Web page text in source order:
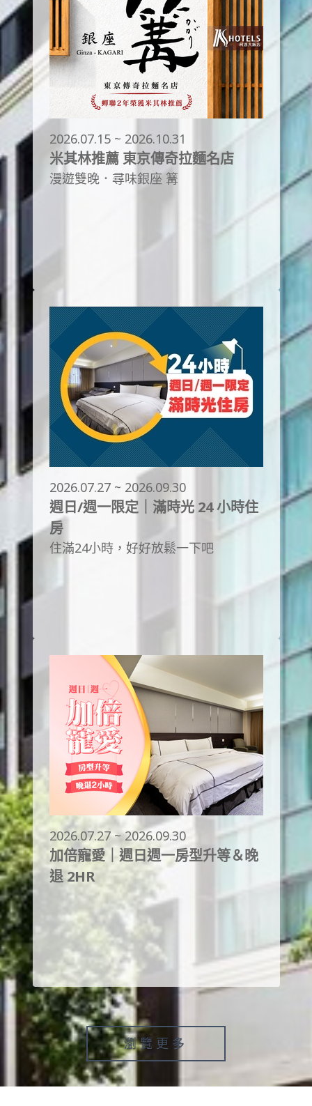
2026.07.15 ~ 2026.10.31
米其林推薦 東京傳奇拉麵名店
漫遊雙晚．尋味銀座 篝
2026.07.27 ~ 2026.09.30
週日/週一限定｜滿時光 24 小時住
房
住滿24小時，好好放鬆一下吧
2026.07.27 ~ 2026.09.30
加倍寵愛｜週日週一房型升等＆晚
退 2HR
瀏覽更多